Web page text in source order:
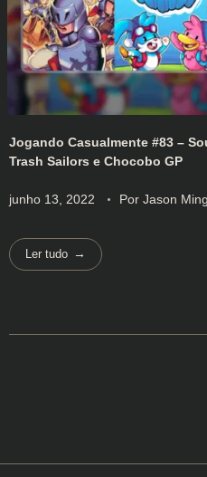
Jogando Casualmente #83 –
Trash Sailors e Chocobo GP
junho 13, 2022 Por Jason
Ler tudo